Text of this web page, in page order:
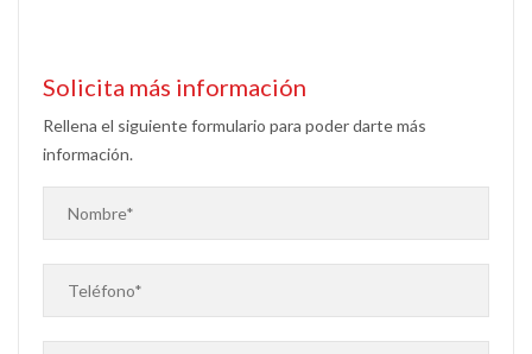
Solicita más información
Rellena el siguiente formulario para poder darte más
información.